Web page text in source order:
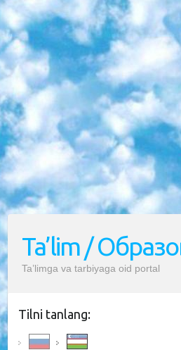
Ta’lim /
Ta’limga va tarbiyaga oid portal
Tilni tanlang: